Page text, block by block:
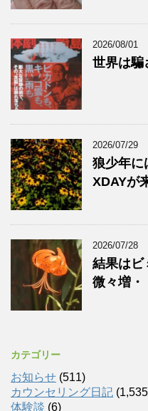
2026/08/01
世界は騙
2026/07/29
狼少年に
XDAYが
2026/07/28
結果はビ
微々増・
カテゴリー
お知らせ (511)
カウンセリング日記
体験談 (6)